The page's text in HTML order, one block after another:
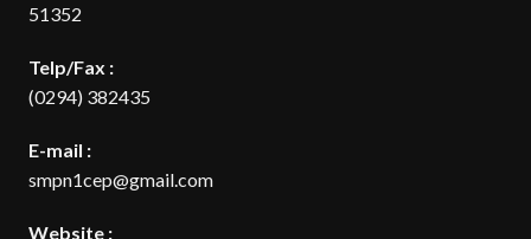
51352
Telp/Fax :
(0294) 382435
E-mail :
smpn1cep@gmail.com
Website :